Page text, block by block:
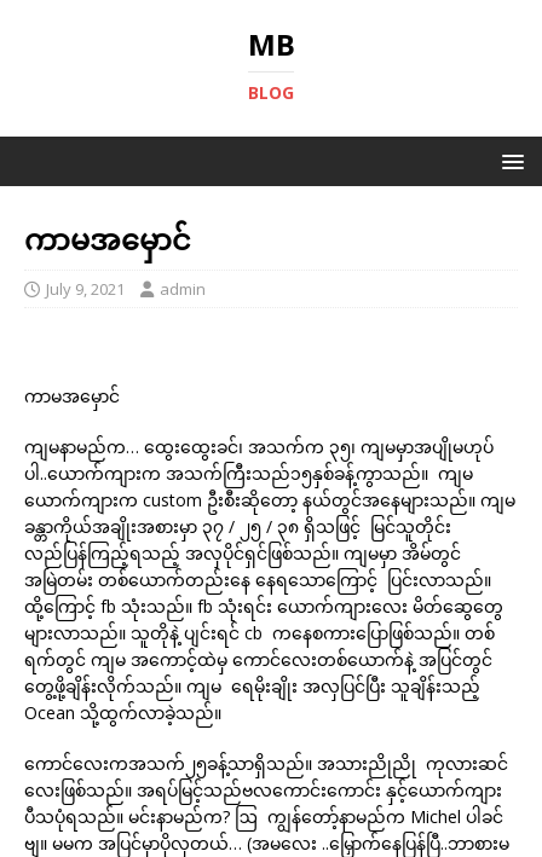
MB
BLOG
ကာမအမှောင်
July 9, 2021 admin
ကာမအမှောင်
ကျမနာမည်က… ထွေးထွေးခင်၊ အသက်က ၃၅၊ ကျမမှာအပျိုမဟုပ်
ပါ..ယောက်ကျားက အသက်ကြီးသည်၁၅နှစ်ခန့်ကွာသည်။ ကျမ
ယောက်ကျားက custom ဦးစီးဆိုတော့ နယ်တွင်အနေများသည်။ ကျမ
ခန္တာကိုယ်အချိုးအစားမှာ ၃၇ / ၂၅ / ၃၈ ရှိသဖြင့် မြင်သူတိုင်း
လည်ပြန်ကြည့်ရသည့် အလှပိုင်ရှင်ဖြစ်သည်။ ကျမမှာ အိမ်တွင်
အမြဲတမ်း တစ်ယောက်တည်းနေ နေရသောကြောင့် ပြင်းလာသည်။
ထို့ကြောင့် fb သုံးသည်။ fb သုံးရင်း ယောက်ကျားလေး မိတ်ဆွေတွေ
များလာသည်။ သူတိုနဲ့ ပျင်းရင် cb ကနေစကားပြောဖြစ်သည်။ တစ်
ရက်တွင် ကျမ အကောင့်ထဲမှ ကောင်လေးတစ်ယောက်နဲ့ အပြင်တွင်
တွေ့ဖို့ချိန်းလိုက်သည်။ ကျမ ရေမိုးချိုး အလှပြင်ပြီး သူချိန်းသည့်
Ocean သို့ထွက်လာခဲ့သည်။
ကောင်လေးကအသက်၂၅ခန့်သာရှိသည်။ အသားညိုညို ကုလားဆင်
လေးဖြစ်သည်။ အရပ်မြင့်သည်ဗလကောင်းကောင်း နှင့်ယောက်ကျား
ပီသပုံရသည်။ မင်းနာမည်က? ဩ ကျွန်တော့်နာမည်က Michel ပါခင်
ဗျ။ မမက အပြင်မှာပိုလှတယ်… (အမလေး ..မြှောက်နေပြန်ပြီ..ဘာစားမ